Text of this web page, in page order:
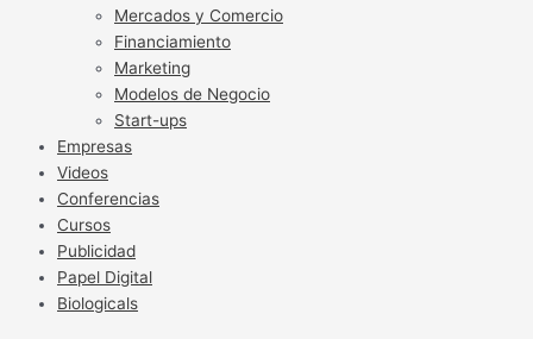
Mercados y Comercio
Financiamiento
Marketing
Modelos de Negocio
Start-ups
Empresas
Videos
Conferencias
Cursos
Publicidad
Papel Digital
Biologicals